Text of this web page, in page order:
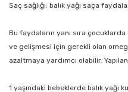
Saç sağlığı: balık yağı saça
Bu faydaların yanı sıra
ve gelişmesi için gerekli olan
azaltmaya yardımcı olabilir.
1 yaşındaki bebeklerde balık